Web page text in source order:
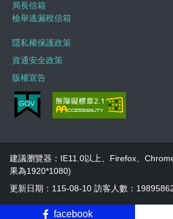
局長信箱
檢舉逃漏稅信箱
隱私權保護政策
資通安全政策
版權宣告
建議瀏覽器：IE11.0以上、Firefox、
果為1920*1080)
更新日期：115-08-10 訪客人數：
facebook